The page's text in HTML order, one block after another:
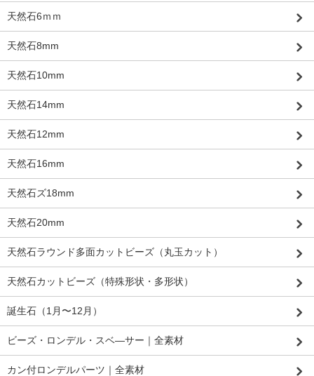
天然石6ｍｍ
天然石8mm
天然石10mm
天然石14mm
天然石12mm
天然石16mm
天然石ズ18mm
天然石20mm
天然石ラウンド多面カットビーズ（丸玉カット）
天然石カットビーズ（特殊形状・多形状）
誕生石（1月〜12月）
ビーズ・ロンデル・スベ―サー｜全素材
カン付ロンデルパーツ｜全素材